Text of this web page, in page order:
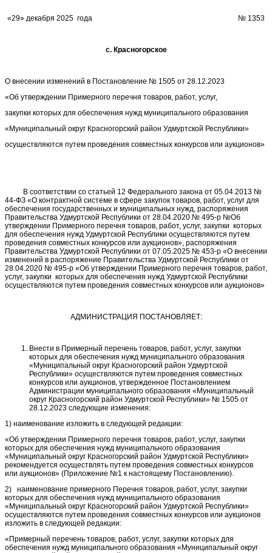
«29» декабря 2025 года № 1353
с. Красногорское
О внесении изменений в Постановление № 1505 от 28.12.2023
«Об утверждении Примерного перечня товаров, работ, услуг,
закупки которых для обеспечения нужд муниципального образования
«Муниципальный округ Красногорский район Удмуртской Республики»
осуществляются путем проведения совместных конкурсов или аукционов»
В соответствии со статьей 12 Федерального закона от 05.04.2013 №
44-ФЗ «О контрактной системе в сфере закупок товаров, работ, услуг для
обеспечения государственных и муниципальных нужд, распоряжения
Правительства Удмуртской Республики от 28.04.2020 № 495-р №Об
утверждении Примерного перечня товаров, работ, услуг, закупки которых
для обеспечения нужд Удмуртской Республики осуществляются путем
проведения совместных конкурсов или аукционов», распоряжения
Правительства Удмуртской Республики от 07.05.2025 № 453-р «О внесении
изменений в распоряжение Правительства Удмуртской Республики от
28.04.2020 № 495-р «Об утверждении Примерного перечня товаров, работ,
услуг, закупки которых для обеспечения нужд Удмуртской Республики
осуществляются путем проведения совместных конкурсов или аукционов»
АДМИНИСТРАЦИЯ ПОСТАНОВЛЯЕТ:
Внести в Примерный перечень товаров, работ, услуг, закупки
которых для обеспечения нужд муниципального образования
«Муниципальный округ Красногорский район Удмуртской
Республики» осуществляются путем проведения совместных
конкурсов или аукционов, утвержденное Постановлением
Администрации муниципального образования «Муниципальный
округ Красногорский район Удмуртской Республики» № 1505 от
28.12.2023 следующие изменения:
1) наименование изложить в следующей редакции:
«Об утверждении Примерного перечня товаров, работ, услуг, закупки
которых для обеспечения нужд муниципального образования
«Муниципальный округ Красногорский район Удмуртской Республики»
рекомендуется осуществлять путем проведения совместных конкурсов
или аукционов» (Приложение №1 к настоящему Постановлению).
2) наименование примерного Перечня товаров, работ, услуг, закупки
которых для обеспечения нужд муниципального образования
«Муниципальный округ Красногорский район Удмуртской Республики»
осуществляются путем проведения совместных конкурсов или аукционов
изложить в следующей редакции:
«Примерный перечень товаров, работ, услуг, закупки которых для
обеспечения нужд муниципального образования «Муниципальный округ